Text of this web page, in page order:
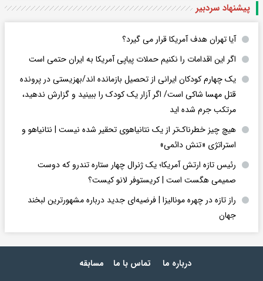
پیشنهاد سردبیر
آیا تهران هدف آمریکا قرار می گیرد؟
اگر این اقدامات را نکنیم حملات پیاپی آمریکا به ایران حتمی است
یک چهارم کودکان ایرانی از تحصیل بازمانده اند/بهزیستی در پرونده
قتل مهسا شاکی است/ اگر آزار یک کودک را ببینید و گزارش ندهید،
مرتکب جرم شده اید
هیچ چیز خطرناک‌تر از یک نتانیاهوی تحقیر شده نیست | نتانیاهو و
استراتژی «تنش دائمی»
رئیس تازه ارتش آمریکا؛ یک ژنرال چهار ستاره تندرو که دوست
صمیمی هگست است | کریستوفر لانو کیست؟
راز تازه در چهره مونالیزا | فرضیه‌ای جدید درباره مشهورترین لبخند
جهان
درباره ما تماس با ما مسابقه